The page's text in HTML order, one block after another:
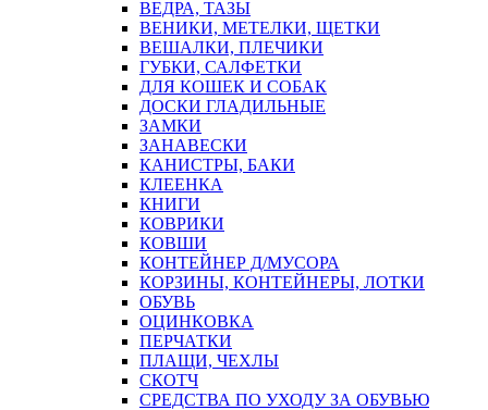
ВЕДРА, ТАЗЫ
ВЕНИКИ, МЕТЕЛКИ, ЩЕТКИ
ВЕШАЛКИ, ПЛЕЧИКИ
ГУБКИ, САЛФЕТКИ
ДЛЯ КОШЕК И СОБАК
ДОСКИ ГЛАДИЛЬНЫЕ
ЗАМКИ
ЗАНАВЕСКИ
КАНИСТРЫ, БАКИ
КЛЕЕНКА
КНИГИ
КОВРИКИ
КОВШИ
КОНТЕЙНЕР Д/МУСОРА
КОРЗИНЫ, КОНТЕЙНЕРЫ, ЛОТКИ
ОБУВЬ
ОЦИНКОВКА
ПЕРЧАТКИ
ПЛАЩИ, ЧЕХЛЫ
СКОТЧ
СРЕДСТВА ПО УХОДУ ЗА ОБУВЬЮ